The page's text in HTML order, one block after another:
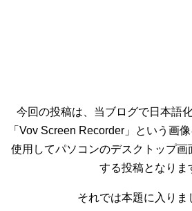
今回の投稿は、当ブログで日本語
「Vov Screen Recorder」という画
使用してパソコンのデスクトップ画
する投稿となりま
それでは本題に入りま